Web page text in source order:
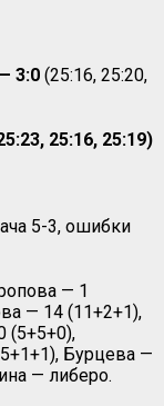
3:0 (25:16, 25:20,
25:16, 25:19)
5-3, ошибки
— 1
— 14 (11+2+1),
(5+5+0),
Бурцева —
— либеро.